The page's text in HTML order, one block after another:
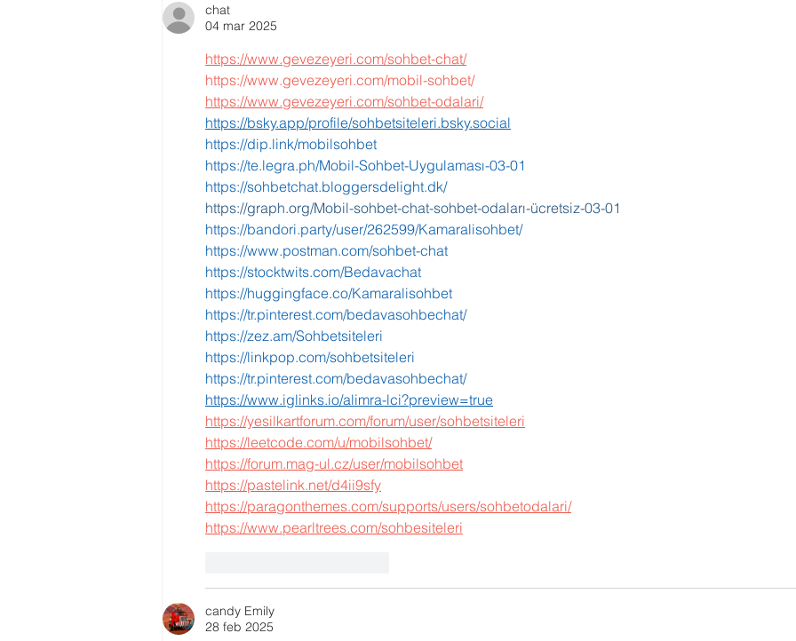
chat
04 mar 2025
https://www.gevezeyeri.com/sohbet-chat/
https://www.gevezeyeri.com/mobil-sohbet/
https://www.gevezeyeri.com/sohbet-odalari/
https://bsky.app/profile/sohbetsiteleri.bsky.social
https://dip.link/mobilsohbet
https://te.legra.ph/Mobil-Sohbet-Uygulaması-03-01
https://sohbetchat.bloggersdelight.dk/
https://graph.org/Mobil-sohbet-chat-sohbet-odaları-ücretsiz-03-01
https://bandori.party/user/262599/Kamaralisohbet/
https://www.postman.com/sohbet-chat
https://stocktwits.com/Bedavachat
https://huggingface.co/Kamaralisohbet
https://tr.pinterest.com/bedavasohbechat/
https://zez.am/Sohbetsiteleri
https://linkpop.com/sohbetsiteleri
https://tr.pinterest.com/bedavasohbechat/
https://www.iglinks.io/alimra-lci?preview=true
https://yesilkartforum.com/forum/user/sohbetsiteleri
https://leetcode.com/u/mobilsohbet/
https://forum.mag-ul.cz/user/mobilsohbet
https://pastelink.net/d4ii9sfy
https://paragonthemes.com/supports/users/sohbetodalari/
https://www.pearltrees.com/sohbesiteleri
candy Emily
28 feb 2025